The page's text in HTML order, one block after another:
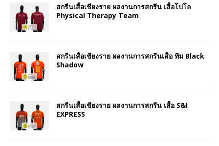
สกรีนเสื้อเชียงราย ผลงานการสกรีน เสื้อโปโล
Physical Therapy Team
สกรีนเสื้อเชียงราย ผลงานการสกรีนเสื้อ ทีม Black
Shadow
สกรีนเสื้อเชียงราย ผลงานการสกรีน เสื้อ S&I
EXPRESS